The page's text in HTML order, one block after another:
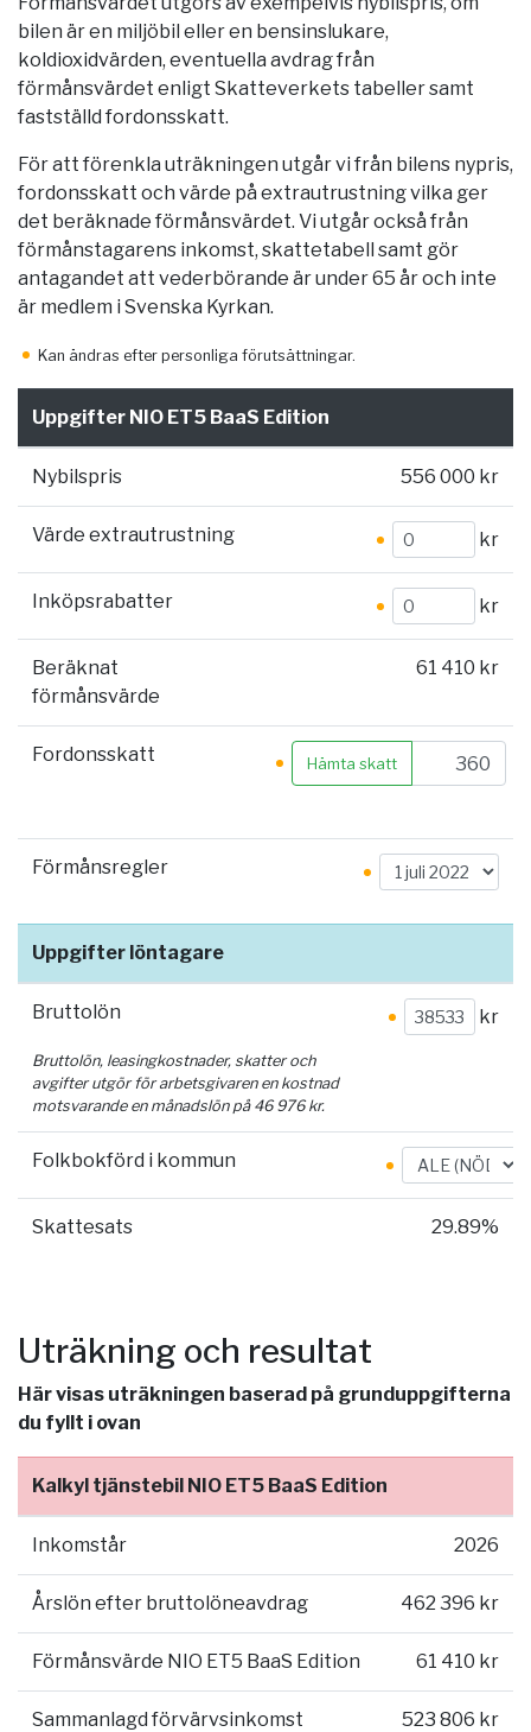
bilen är en miljöbil eller en bensinslukare,
koldioxidvärden, eventuella avdrag från
förmånsvärdet enligt Skatteverkets tabeller samt
fastställd fordonsskatt.
För att förenkla uträkningen utgår vi från bilens nypris,
fordonsskatt och värde på extrautrustning vilka ger
det beräknade förmånsvärdet. Vi utgår också från
förmånstagarens inkomst, skattetabell samt gör
antagandet att vederbörande är under 65 år och inte
är medlem i Svenska Kyrkan.
Kan ändras efter personliga förutsättningar.
Uppgifter NIO ET5 BaaS Edition
Nybilspris 556 000 kr
Värde extrautrustning kr
Inköpsrabatter kr
Beräknat
förmånsvärde
61 410 kr
Fordonsskatt Hämta skatt
Förmånsregler
Uppgifter löntagare
Bruttolön kr
Bruttolön, leasingkostnader, skatter och
avgifter utgör för arbetsgivaren en kostnad
motsvarande en månadslön på 46 976kr.
Folkbokförd i kommun
Skattesats 29.89%
Uträkning och resultat
Här visas uträkningen baserad på grunduppgifterna
du fyllt i ovan
Kalkyl tjänstebil NIO ET5 BaaS Edition
Inkomstår 2026
Årslön efter bruttolöneavdrag 462 396 kr
Förmånsvärde NIO ET5 BaaS Edition 61 410 kr
Sammanlagd förvärvsinkomst 523 806 kr